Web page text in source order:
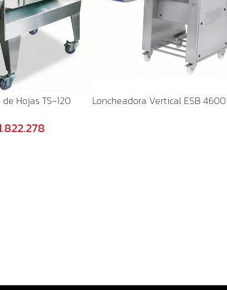
Hojas TS-120 Loncheadora Vertical ESB 4600